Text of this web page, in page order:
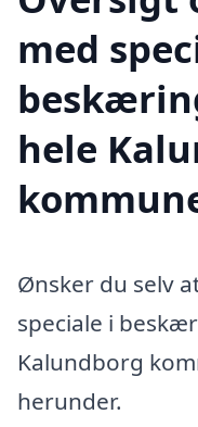
med
hele
Ønsker du selv
speciale i
Kalundborg
herunder.